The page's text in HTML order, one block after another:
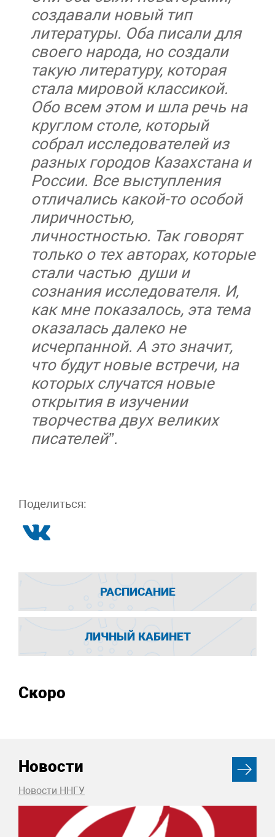
создавали новый тип
литературы. Оба писали для
своего народа, но создали
такую литературу, которая
стала мировой классикой.
Обо всем этом и шла речь на
круглом столе, который
собрал исследователей из
разных городов Казахстана и
России. Все выступления
отличались какой-то особой
лиричностью,
личностностью. Так говорят
только о тех авторах, которые
стали частью души и
сознания исследователя. И,
как мне показалось, эта тема
оказалась далеко не
исчерпанной. А это значит,
что будут новые встречи, на
которых случатся новые
открытия в изучении
творчества двух великих
писателей”.
Поделиться:
РАСПИСАНИЕ
ЛИЧНЫЙ КАБИНЕТ
Скоро
Новости
Новости ННГУ